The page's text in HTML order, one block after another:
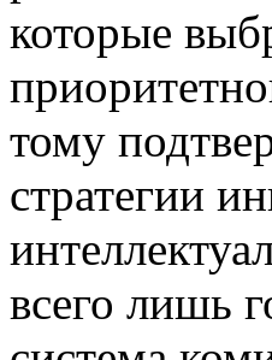
которые
тому
стратегии
всего лишь